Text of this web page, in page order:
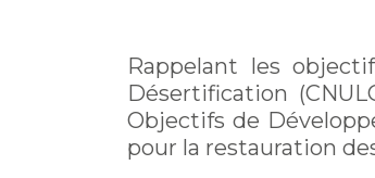
Rappelant les
Désertification
Objectifs de
pour la restauration